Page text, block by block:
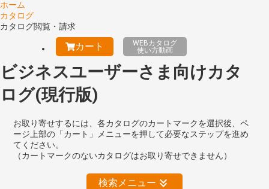
ホーム
カタログ
カタログ閲覧・請求
カート
WEBカタログ
使い方動画
ビジネスユーザーさま向けカタ
ログ(現行版)
お取り寄せするには、各カタログのカートマークを選択後、ペ
ージ上部の「カート」メニューを押して必要なステップを進め
てください。
（カートマークのないカタログはお取り寄せできません）
検索メニュー